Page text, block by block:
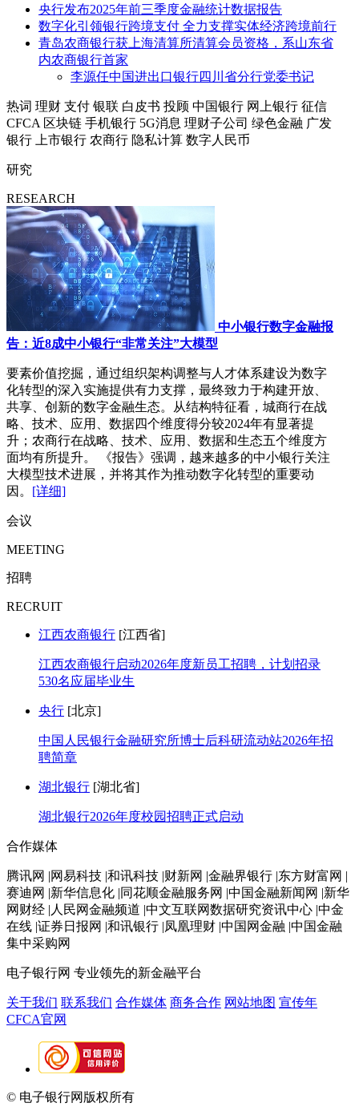
央行发布2025年前三季度金融统计数据报告
数字化引领银行跨境支付 全力支撑实体经济跨境前行
青岛农商银行获上海清算所清算会员资格，系山东省
内农商银行首家
李源任中国进出口银行四川省分行党委书记
热词 理财 支付 银联 白皮书 投顾 中国银行 网上银行 征信
CFCA 区块链 手机银行 5G消息 理财子公司 绿色金融 广发
银行
上市银行 农商行 隐私计算 数字人民币
研究
RESEARCH
中小银行数字金融报
告：近8成中小银行“非常关注”大模型
要素价值挖掘，通过组织架构调整与人才体系建设为数字
化转型的深入实施提供有力支撑，最终致力于构建开放、
共享、创新的数字金融生态。从结构特征看，城商行在战
略、技术、应用、数据四个维度得分较2024年有显著提
升；农商行在战略、技术、应用、数据和生态五个维度方
面均有所提升。 《报告》强调，越来越多的中小银行关注
大模型技术进展，并将其作为推动数字化转型的重要动
因。 [详细]
会议
MEETING
招聘
RECRUIT
江西农商银行 [江西省]
江西农商银行启动2026年度新员工招聘，计划招录
530名应届毕业生
央行 [北京]
中国人民银行金融研究所博士后科研流动站2026年招
聘简章
湖北银行 [湖北省]
湖北银行2026年度校园招聘正式启动
合作媒体
腾讯网 |网易科技 |和讯科技 |财新网 |金融界银行 |东方财富网 |
赛迪网 |新华信息化 |同花顺金融服务网 |中国金融新闻网 |新华
网财经 |人民网金融频道 |中文互联网数据研究资讯中心 |中金
在线 |证券日报网 |和讯银行 |凤凰理财 |中国网金融 |中国金融
集中采购网
电子银行网 专业领先的新金融平台
关于我们 联系我们 合作媒体 商务合作 网站地图 宣传年
CFCA官网
© 电子银行网版权所有